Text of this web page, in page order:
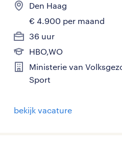
Den Haag
€ 4.900 per maand
36 uur
HBO,WO
Ministerie van
Sport
bekijk vacature